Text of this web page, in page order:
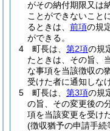
がその納付期限又は
ことができないこと
るときは、 前項の規
ができる。
4
町長は、 第2項の規
たときは、その旨、
な事項を当該徴収の
受けた者に通知しな
5
町長は、 第3項の規
の旨、その変更後の
項を当該変更を受け
(徴収猶予の申請手続